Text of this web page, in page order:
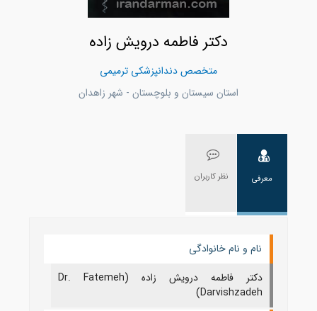
دکتر فاطمه درویش زاده
متخصص دندانپزشکی ترمیمی
استان سیستان و بلوچستان - شهر زاهدان
معرفی نظر کاربران
نام و نام خانوادگی
دکتر فاطمه درویش زاده (Dr. Fatemeh
Darvishzadeh)